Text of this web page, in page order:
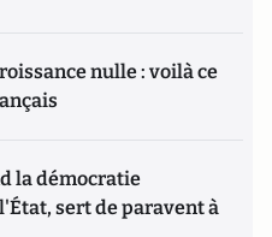
nulle : voilà ce
la démocratie
sert de paravent à